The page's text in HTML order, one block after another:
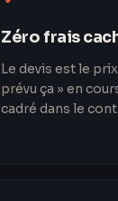
Zéro frais
Le devis est le
prévu ça » en
cadré dans le